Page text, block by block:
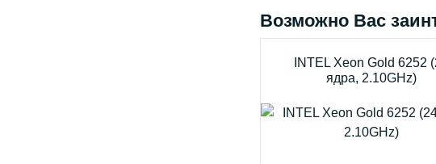
Возможно Вас
INTEL Xeon Gold 6252
ядра, 2.10GHz)